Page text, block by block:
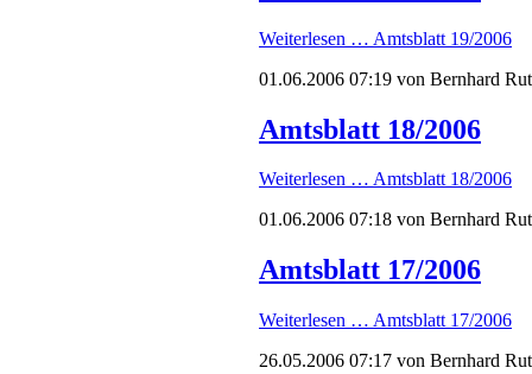
Weiterlesen … Amtsblatt 19/2006
01.06.2006 07:19 von Bernhard
Amtsblatt 18/2006
Weiterlesen … Amtsblatt 18/2006
01.06.2006 07:18 von Bernhard
Amtsblatt 17/2006
Weiterlesen … Amtsblatt 17/2006
26.05.2006 07:17 von Bernhard